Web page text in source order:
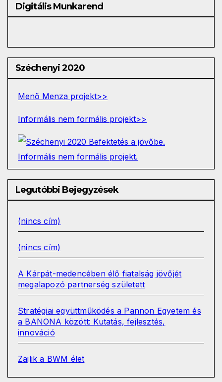
Digitális Munkarend
Széchenyi 2020
Menő Menza projekt>>
Informális nem formális projekt>>
Legutóbbi Bejegyzések
(nincs cím)
(nincs cím)
A Kárpát-medencében élő fiatalság jövőjét
megalapozó partnerség született
Stratégiai együttműködés a Pannon Egyetem és
a BANONA között: Kutatás, fejlesztés,
innováció
Zajlik a BWM élet